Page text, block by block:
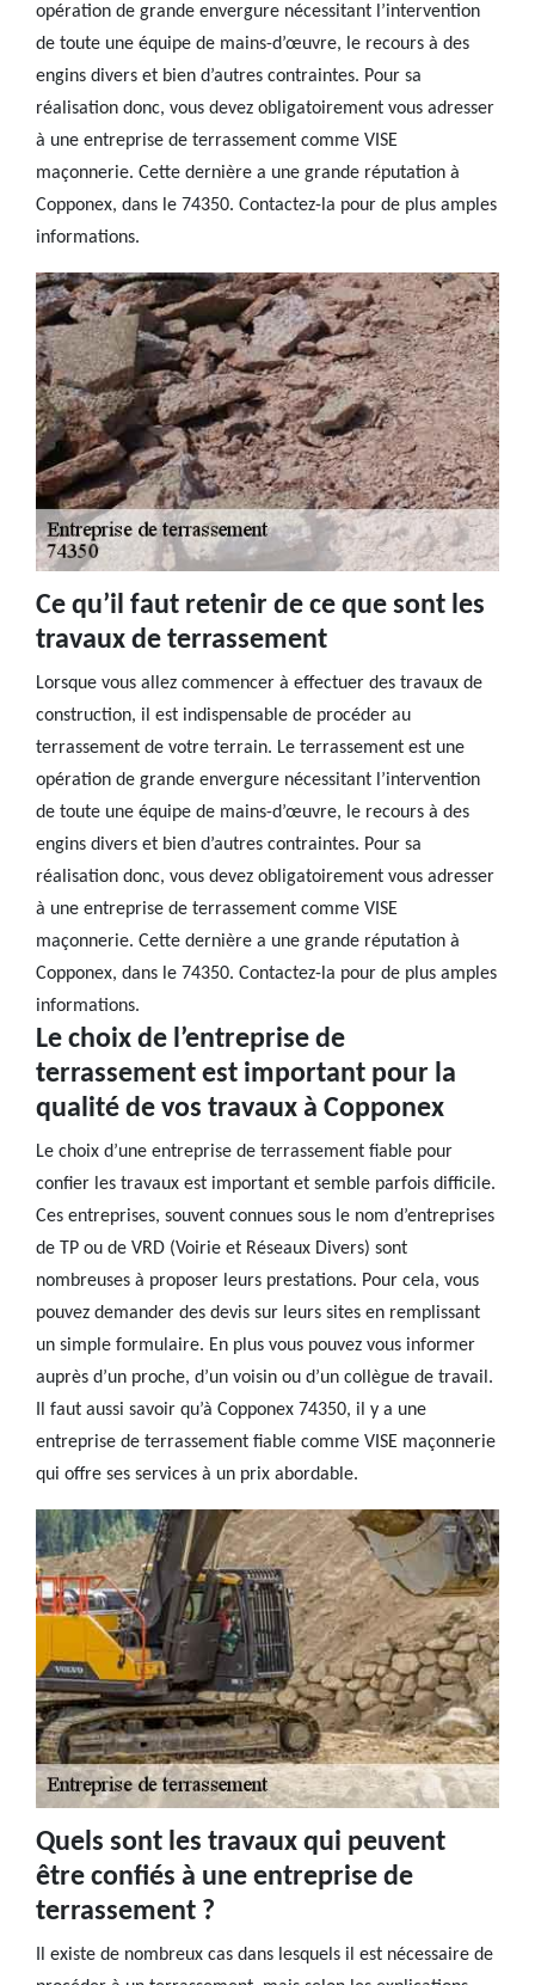
opération de grande envergure nécessitant l’intervention
de toute une équipe de mains-d’œuvre, le recours à des
engins divers et bien d’autres contraintes. Pour sa
réalisation donc, vous devez obligatoirement vous adresser
à une entreprise de terrassement comme VISE
maçonnerie. Cette dernière a une grande réputation à
Copponex, dans le 74350. Contactez-la pour de plus amples
informations.
Ce qu’il faut retenir de ce que sont les
travaux de terrassement
Lorsque vous allez commencer à effectuer des travaux de
construction, il est indispensable de procéder au
terrassement de votre terrain. Le terrassement est une
opération de grande envergure nécessitant l’intervention
de toute une équipe de mains-d’œuvre, le recours à des
engins divers et bien d’autres contraintes. Pour sa
réalisation donc, vous devez obligatoirement vous adresser
à une entreprise de terrassement comme VISE
maçonnerie. Cette dernière a une grande réputation à
Copponex, dans le 74350. Contactez-la pour de plus amples
informations.
Le choix de l’entreprise de
terrassement est important pour la
qualité de vos travaux à Copponex
Le choix d’une entreprise de terrassement fiable pour
confier les travaux est important et semble parfois difficile.
Ces entreprises, souvent connues sous le nom d’entreprises
de TP ou de VRD (Voirie et Réseaux Divers) sont
nombreuses à proposer leurs prestations. Pour cela, vous
pouvez demander des devis sur leurs sites en remplissant
un simple formulaire. En plus vous pouvez vous informer
auprès d’un proche, d’un voisin ou d’un collègue de travail.
Il faut aussi savoir qu’à Copponex 74350, il y a une
entreprise de terrassement fiable comme VISE maçonnerie
qui offre ses services à un prix abordable.
Quels sont les travaux qui peuvent
être confiés à une entreprise de
terrassement ?
Il existe de nombreux cas dans lesquels il est nécessaire de